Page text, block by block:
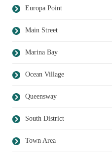
Europa Point
Main Street
Marina Bay
Ocean Village
Queensway
South District
Town Area